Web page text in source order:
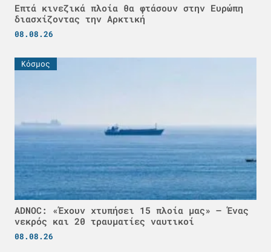
Επτά κινεζικά πλοία θα φτάσουν στην Ευρώπη
διασχίζοντας την Αρκτική
08.08.26
Κόσμος
ADNOC: «Έχουν χτυπήσει 15 πλοία μας» – Ένας
νεκρός και 20 τραυματίες ναυτικοί
08.08.26